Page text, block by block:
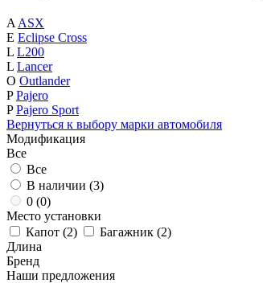
A ASX
E Eclipse Cross
L L200
L Lancer
O Outlander
P Pajero
P Pajero Sport
Вернуться к выбору марки автомобиля
Модификация
Все
Все
В наличии (3)
0 (0)
Место установки
Капот (2) Багажник (2)
Длина
Бренд
Наши предложения